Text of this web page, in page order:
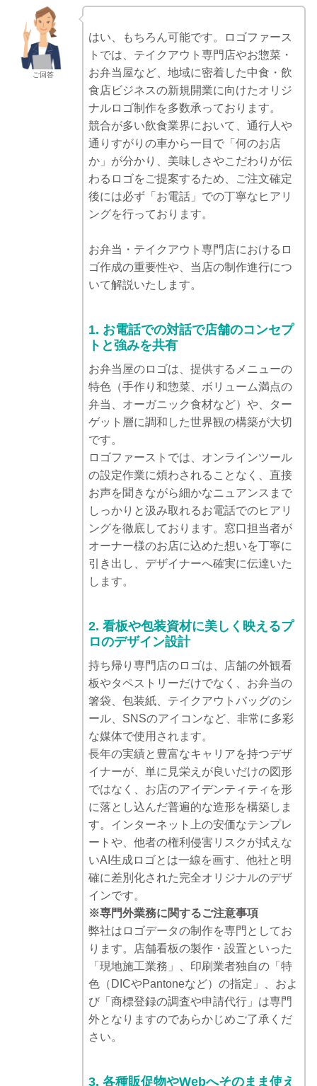
ご回答
はい、もちろん可能です。ロゴファース
トでは、テイクアウト専門店やお惣菜・
お弁当屋など、地域に密着した中食・飲
食店ビジネスの新規開業に向けたオリジ
ナルロゴ制作を多数承っております。
競合が多い飲食業界において、通行人や
通りすがりの車から一目で「何のお店
か」が分かり、美味しさやこだわりが伝
わるロゴをご提案するため、ご注文確定
後には必ず「お電話」での丁寧なヒアリ
ングを行っております。
お弁当・テイクアウト専門店におけるロ
ゴ作成の重要性や、当店の制作進行につ
いて解説いたします。
1. お電話での対話で店舗のコンセプ
トと強みを共有
お弁当屋のロゴは、提供するメニューの
特色（手作り和惣菜、ボリューム満点の
弁当、オーガニック食材など）や、ター
ゲット層に調和した世界観の構築が大切
です。
ロゴファーストでは、オンラインツール
の設定作業に煩わされることなく、直接
お声を聞きながら細かなニュアンスまで
しっかりと汲み取れるお電話でのヒアリ
ングを徹底しております。窓口担当者が
オーナー様のお店に込めた想いを丁寧に
引き出し、デザイナーへ確実に伝達いた
します。
2. 看板や包装資材に美しく映えるプ
ロのデザイン設計
持ち帰り専門店のロゴは、店舗の外観看
板やタペストリーだけでなく、お弁当の
箸袋、包装紙、テイクアウトバッグのシ
ール、SNSのアイコンなど、非常に多彩
な媒体で使用されます。
長年の実績と豊富なキャリアを持つデザ
イナーが、単に見栄えが良いだけの図形
ではなく、お店のアイデンティティを形
に落とし込んだ普遍的な造形を構築しま
す。インターネット上の安価なテンプレ
ートや、他者の権利侵害リスクが拭えな
いAI生成ロゴとは一線を画す、他社と明
確に差別化された完全オリジナルのデザ
インです。
※専門外業務に関するご注意事項
弊社はロゴデータの制作を専門としてお
ります。店舗看板の製作・設置といった
「現地施工業務」、印刷業者独自の「特
色（DICやPantoneなど）の指定」、およ
び「商標登録の調査や申請代行」は専門
外となりますのであらかじめご了承くだ
さい。
3. 各種販促物やWebへそのまま使え